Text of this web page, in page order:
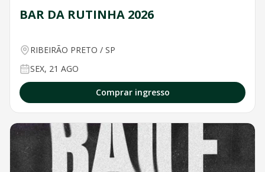
BAR DA RUTINHA 2026
RIBEIRÃO PRETO / SP
SEX, 21 AGO
Comprar ingresso